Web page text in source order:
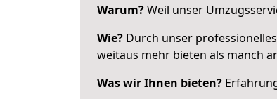
Warum?Weil unser
Wie? Durch unser
weitaus mehr bieten als manch
Was wir Ihnen bieten?